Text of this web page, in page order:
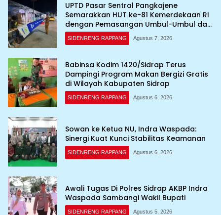
UPTD Pasar Sentral Pangkajene
Semarakkan HUT ke-81 Kemerdekaan RI
dengan Pemasangan Umbul-Umbul dan
Dekorasi Merah Putih
SIDENRENG RAPPANG Agustus 7, 2026
Babinsa Kodim 1420/Sidrap Terus
Dampingi Program Makan Bergizi Gratis
di Wilayah Kabupaten Sidrap
SIDENRENG RAPPANG Agustus 6, 2026
Sowan ke Ketua NU, Indra Waspada:
Sinergi Kuat Kunci Stabilitas Keamanan
SIDENRENG RAPPANG Agustus 6, 2026
Awali Tugas Di Polres Sidrap AKBP Indra
Waspada Sambangi Wakil Bupati
SIDENRENG RAPPANG Agustus 5, 2026